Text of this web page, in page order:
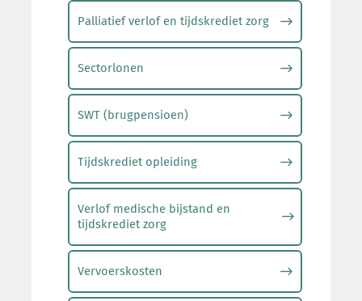
Palliatief verlof en tijdskrediet zorg
Sectorlonen
SWT (brugpensioen)
Tijdskrediet opleiding
Verlof medische bijstand en
tijdskrediet zorg
Vervoerskosten